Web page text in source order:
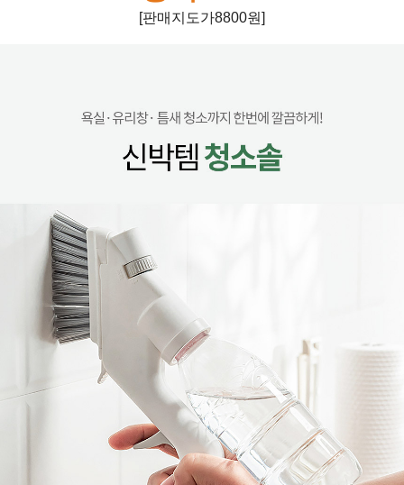
[판매지도가8800원]